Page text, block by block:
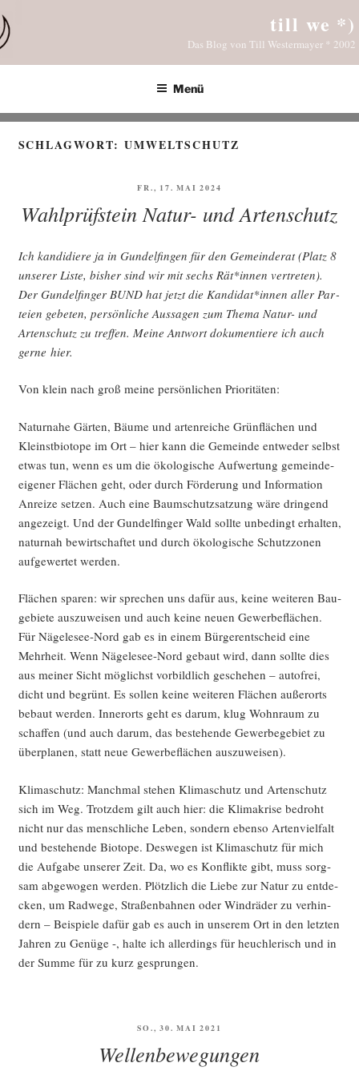
Inhalt
springen
till we *)
Das Blog von Till Westermayer * 2002
Menü
SCHLAGWORT:UMWELTSCHUTZ
VERÖFFENTLICHT
FR., 17. MAI 2024
Wahlprüfstein Natur- und Artenschutz
Ich kan­di­die­re ja in Gun­del­fin­gen für den Gemein­de­rat (Platz 8
unse­rer Lis­te, bis­her sind wir mit sechs Rät*innen ver­tre­ten).
Der Gun­del­fin­ger BUND hat jetzt die Kandidat*innen aller Par­
tei­en gebe­ten, per­sön­li­che Aus­sa­gen zum The­ma Natur- und
Arten­schutz zu tref­fen. Mei­ne Ant­wort doku­men­tie­re ich auch
ger­ne hier.
Von klein nach groß mei­ne per­sön­li­chen Prioritäten:
Natur­na­he Gär­ten, Bäu­me und arten­rei­che Grün­flä­chen und
Kleinst­bio­to­pe im Ort – hier kann die Gemein­de ent­we­der selbst
etwas tun, wenn es um die öko­lo­gi­sche Auf­wer­tung gemein­de­
ei­ge­ner Flä­chen geht, oder durch För­de­rung und Infor­ma­ti­on
Anrei­ze set­zen. Auch eine Baum­schutz­sat­zung wäre drin­gend
ange­zeigt. Und der Gun­del­fin­ger Wald soll­te unbe­dingt erhal­ten,
natur­nah bewirt­schaf­tet und durch öko­lo­gi­sche Schutz­zo­nen
auf­ge­wer­tet werden.
Flä­chen spa­ren: wir spre­chen uns dafür aus, kei­ne wei­te­ren Bau­
ge­bie­te aus­zu­wei­sen und auch kei­ne neu­en Gewer­be­flä­chen.
Für Näge­le­see-Nord gab es in einem Bür­ger­ent­scheid eine
Mehr­heit. Wenn Näge­le­see-Nord gebaut wird, dann soll­te dies
aus mei­ner Sicht mög­lichst vor­bild­lich gesche­hen – auto­frei,
dicht und begrünt. Es sol­len kei­ne wei­te­ren Flä­chen außer­orts
bebaut wer­den. Inner­orts geht es dar­um, klug Wohn­raum zu
schaf­fen (und auch dar­um, das bestehen­de Gewer­be­ge­biet zu
über­pla­nen, statt neue Gewer­be­flä­chen auszuweisen).
Kli­ma­schutz: Manch­mal ste­hen Kli­ma­schutz und Arten­schutz
sich im Weg. Trotz­dem gilt auch hier: die Kli­ma­kri­se bedroht
nicht nur das mensch­li­che Leben, son­dern eben­so Arten­viel­falt
und bestehen­de Bio­to­pe. Des­we­gen ist Kli­ma­schutz für mich
die Auf­ga­be unse­rer Zeit. Da, wo es Kon­flik­te gibt, muss sorg­
sam abge­wo­gen wer­den. Plötz­lich die Lie­be zur Natur zu ent­de­
cken, um Rad­we­ge, Stra­ßen­bah­nen oder Wind­rä­der zu ver­hin­
dern – Bei­spie­le dafür gab es auch in unse­rem Ort in den letz­ten
Jah­ren zu Genü­ge -, hal­te ich aller­dings für heuch­le­risch und in
der Sum­me für zu kurz gesprungen.
VERÖFFENTLICHT
SO., 30. MAI 2021
Wellenbewegungen